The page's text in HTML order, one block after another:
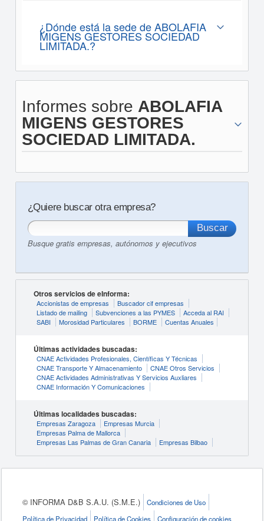
¿Dónde está la sede de ABOLAFIA
MIGENS GESTORES SOCIEDAD
LIMITADA.?
Informes sobre ABOLAFIA
MIGENS GESTORES
SOCIEDAD LIMITADA.
¿Quiere buscar otra empresa?
Busque gratis empresas, autónomos y ejecutivos
Otros servicios de eInforma:
Accionistas de empresas
Buscador cif empresas
Listado de mailing
Subvenciones a las PYMES
Acceda al RAI
SABI
Morosidad Particulares BORME Cuentas Anuales
Últimas actividades buscadas:
CNAE Actividades Profesionales, Científicas Y Técnicas
CNAE Transporte Y Almacenamiento
CNAE Otros Servicios
CNAE Actividades Administrativas Y Servicios Auxliares
CNAE Información Y Comunicaciones
Últimas localidades buscadas:
Empresas Zaragoza
Empresas Murcia
Empresas Palma de Mallorca
Empresas Las Palmas de Gran Canaria
Empresas Bilbao
© INFORMA D&B S.A.U. (S.M.E.)
Condiciones de Uso
Política de Privacidad
Política de Cookies Configuración de cookies